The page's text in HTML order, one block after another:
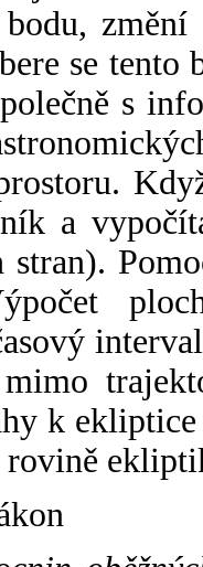
se tento
s
a
stran).
k
rovině